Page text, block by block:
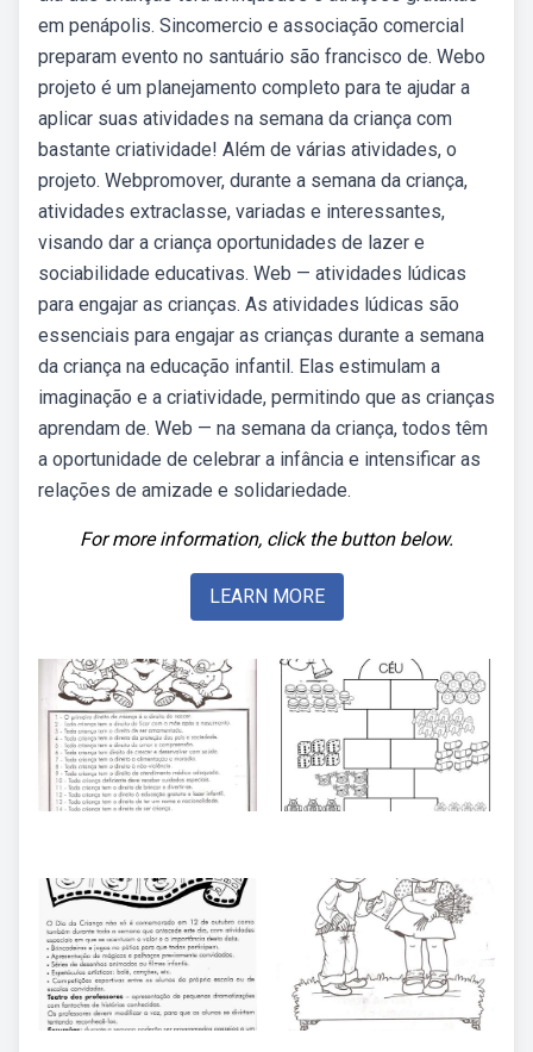
em penápolis. Sincomercio e associação comercial
preparam evento no santuário são francisco de. Webo
projeto é um planejamento completo para te ajudar a
aplicar suas atividades na semana da criança com
bastante criatividade! Além de várias atividades, o
projeto. Webpromover, durante a semana da criança,
atividades extraclasse, variadas e interessantes,
visando dar a criança oportunidades de lazer e
sociabilidade educativas. Web — atividades lúdicas
para engajar as crianças. As atividades lúdicas são
essenciais para engajar as crianças durante a semana
da criança na educação infantil. Elas estimulam a
imaginação e a criatividade, permitindo que as crianças
aprendam de. Web — na semana da criança, todos têm
a oportunidade de celebrar a infância e intensificar as
relações de amizade e solidariedade.
For more information, click the button below.
LEARN MORE